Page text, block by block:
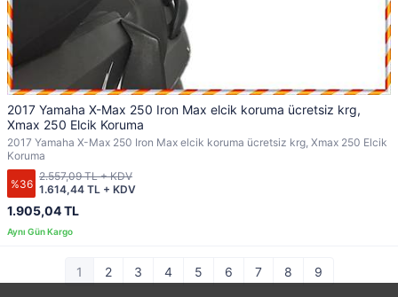
2017 Yamaha X-Max 250 Iron Max elcik koruma ücretsiz krg,
Xmax 250 Elcik Koruma
2017 Yamaha X-Max 250 Iron Max elcik koruma ücretsiz krg, Xmax 250 Elcik
Koruma
%36
1.905,04 TL
1.614,44 TL + KDV
2.557,09 TL + KDV
1 2 3 4 5 6 7 8 9